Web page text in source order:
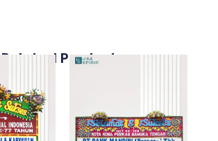
Related Products